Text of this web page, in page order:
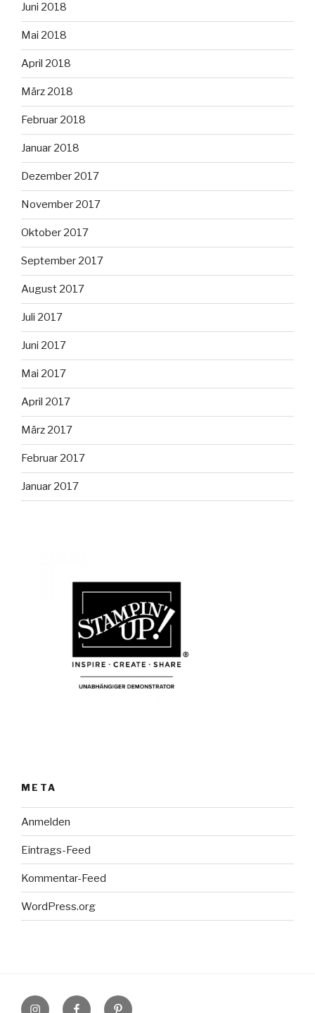
Juni 2018
Mai 2018
April 2018
März 2018
Februar 2018
Januar 2018
Dezember 2017
November 2017
Oktober 2017
September 2017
August 2017
Juli 2017
Juni 2017
Mai 2017
April 2017
März 2017
Februar 2017
Januar 2017
META
Anmelden
Eintrags-Feed
Kommentar-Feed
WordPress.org
InstagramFacebookPinterest